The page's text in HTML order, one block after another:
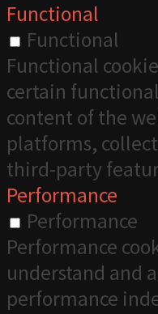
Functional
Functional
Functional
certain
content of the
platforms,
third-party
Performance
Performance
Performance
understand and
performance